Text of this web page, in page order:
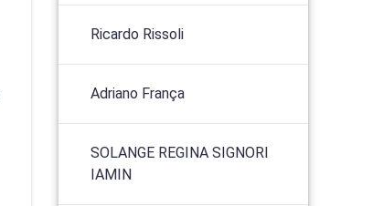
Ricardo Rissoli
Adriano França
SOLANGE REGINA SIGNORI
IAMIN